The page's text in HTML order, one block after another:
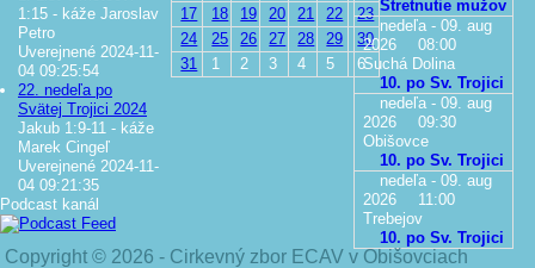
Copyright © 2026 - Cirkevný zbor ECAV v Obišovciach
1:15 - káže Jaroslav
Petro
Uverejnené 2024-11-
04 09:25:54
22. nedeľa po
Svätej Trojici 2024
Jakub 1:9-11 - káže
Marek Cingeľ
Uverejnené 2024-11-
04 09:21:35
Podcast kanál
17
18 19 20 21 22
23
24
25 26 27 28 29
30
31
1 2 3 4 5 6
Stretnutie mužov
nedeľa - 09. aug
2026
08:00
Suchá Dolina
10. po Sv. Trojici
nedeľa - 09. aug
2026
09:30
Obišovce
10. po Sv. Trojici
nedeľa - 09. aug
2026
11:00
Trebejov
10. po Sv. Trojici